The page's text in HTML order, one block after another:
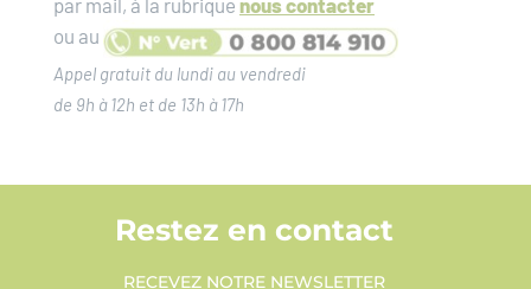
par mail, à la rubrique nous contacter
ou au
Appel gratuit du lundi au vendredi
de 9h à 12h et de 13h à 17h
Restez en contact
RECEVEZ NOTRE NEWSLETTER